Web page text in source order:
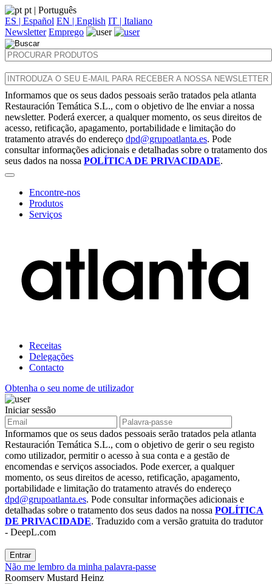
pt | Português
ES | Español EN | English IT | Italiano
Newsletter Emprego
Informamos que os seus dados pessoais serão tratados pela atlanta
Restauración Temática S.L., com o objetivo de lhe enviar a nossa
newsletter. Poderá exercer, a qualquer momento, os seus direitos de
acesso, retificação, apagamento, portabilidade e limitação do
tratamento através do endereço dpd@grupoatlanta.es. Pode
consultar informações adicionais e detalhadas sobre o tratamento dos
seus dados na nossa POLÍTICA DE PRIVACIDADE.
Encontre-nos
Produtos
Serviços
Receitas
Delegações
Contacto
Obtenha o seu nome de utilizador
Iniciar sessão
Informamos que os seus dados pessoais serão tratados pela atlanta
Restauración Temática S.L., com o objetivo de gerir o seu registo
como utilizador, permitir o acesso à sua conta e a gestão de
encomendas e serviços associados. Pode exercer, a qualquer
momento, os seus direitos de acesso, retificação, apagamento,
portabilidade e limitação do tratamento através do endereço
dpd@grupoatlanta.es. Pode consultar informações adicionais e
detalhadas sobre o tratamento dos seus dados na nossa POLÍTICA
DE PRIVACIDADE. Traduzido com a versão gratuita do tradutor
- DeepL.com
Entrar
Não me lembro da minha palavra-passe
Roomserv Mustard Heinz